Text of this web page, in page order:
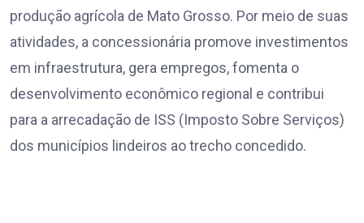
produção agrícola de Mato Grosso. Por meio de suas
atividades, a concessionária promove investimentos
em infraestrutura, gera empregos, fomenta o
desenvolvimento econômico regional e contribui
para a arrecadação de ISS (Imposto Sobre Serviços)
dos municípios lindeiros ao trecho concedido.